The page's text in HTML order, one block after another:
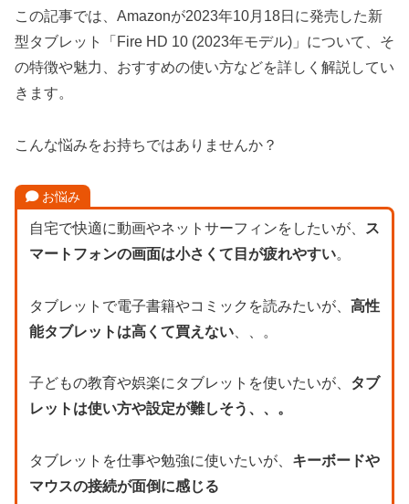
この記事では、Amazonが2023年10月18日に発売した新
型タブレット「Fire HD 10 (2023年モデル)」について、そ
の特徴や魅力、おすすめの使い方などを詳しく解説してい
きます。
こんな悩みをお持ちではありませんか？
お悩み
自宅で快適に動画やネットサーフィンをしたいが、
ス
マートフォンの画面は小さくて目が疲れやすい。
タブレットで電子書籍やコミックを読みたいが、 高性
能タブレットは高くて買えない、、。
子どもの教育や娯楽にタブレットを使いたいが、 タブ
レットは使い方や設定が難しそう、、。
タブレットを仕事や勉強に使いたいが、 キーボードや
マウスの接続が面倒に感じる